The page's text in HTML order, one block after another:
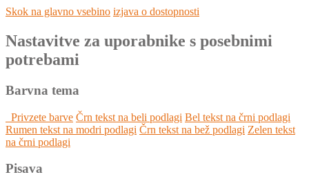
Skok na glavno vsebino izjava o dostopnosti
Nastavitve za uporabnike s posebnimi
potrebami
Barvna tema
Privzete barve Črn tekst na beli podlagi Bel tekst na črni podlagi
Rumen tekst na modri podlagi Črn tekst na bež podlagi Zelen tekst
na črni podlagi
Pisava